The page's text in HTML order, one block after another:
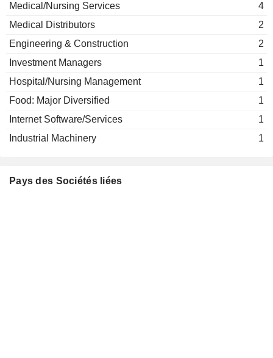
Emanuele Gatti
Rainer Runte
Michael Sen
Alma Sorensen
Katarzyna Mazur-Hofsaess
William Valle
Helen Giza
Sara Hennicken
Investment Managers
Medical/Nursing Services
4
Medical Distributors
2
Engineering & Construction
2
Investment Managers
1
Hospital/Nursing Management
1
Food: Major Diversified
1
Internet Software/Services
1
Industrial Machinery
1
Pays des Sociétés liées